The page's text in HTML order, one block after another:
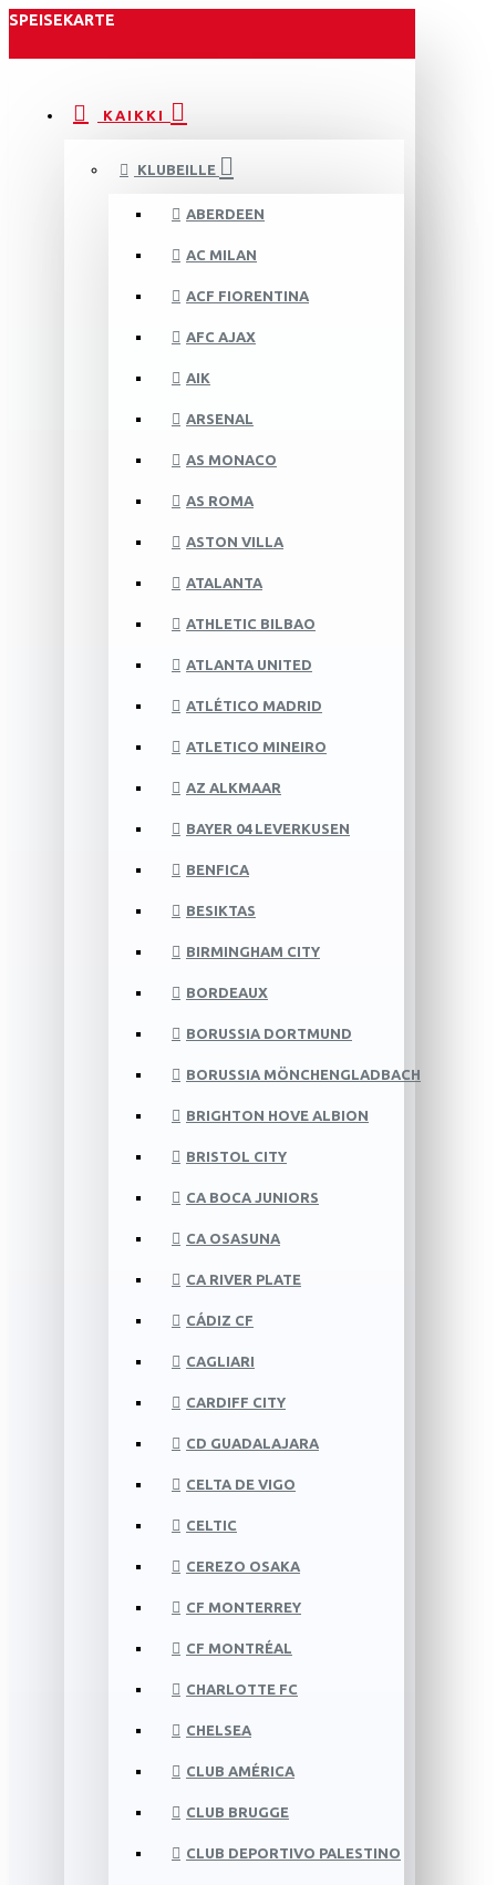
SPEISEKARTE
KAIKKI
KLUBEILLE
ABERDEEN
AC MILAN
ACF FIORENTINA
AFC AJAX
AIK
ARSENAL
AS MONACO
AS ROMA
ASTON VILLA
ATALANTA
ATHLETIC BILBAO
ATLANTA UNITED
ATLÉTICO MADRID
ATLETICO MINEIRO
AZ ALKMAAR
BAYER 04 LEVERKUSEN
BENFICA
BESIKTAS
BIRMINGHAM CITY
BORDEAUX
BORUSSIA DORTMUND
BORUSSIA MÖNCHENGLADBACH
BRIGHTON HOVE ALBION
BRISTOL CITY
CA BOCA JUNIORS
CA OSASUNA
CA RIVER PLATE
CÁDIZ CF
CAGLIARI
CARDIFF CITY
CD GUADALAJARA
CELTA DE VIGO
CELTIC
CEREZO OSAKA
CF MONTERREY
CF MONTRÉAL
CHARLOTTE FC
CHELSEA
CLUB AMÉRICA
CLUB BRUGGE
CLUB DEPORTIVO PALESTINO